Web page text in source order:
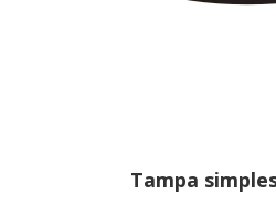
Tampa